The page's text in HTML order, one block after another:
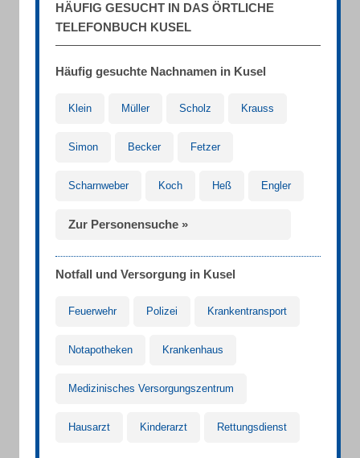
HÄUFIG GESUCHT IN DAS ÖRTLICHE
TELEFONBUCH KUSEL
Häufig gesuchte Nachnamen in Kusel
Klein Müller Scholz Krauss
Simon Becker Fetzer
Scharnweber Koch Heß Engler
Zur Personensuche »
Notfall und Versorgung in Kusel
Feuerwehr Polizei Krankentransport
Notapotheken Krankenhaus
Medizinisches Versorgungszentrum
Hausarzt Kinderarzt Rettungsdienst